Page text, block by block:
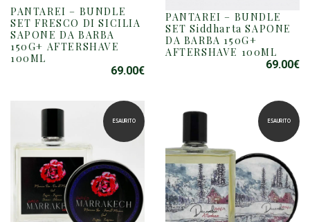
PANTAREI – BUNDLE
SET FRESCO DI SICILIA
SAPONE DA BARBA
150G+ AFTERSHAVE
100ML
69.00€
PANTAREI – BUNDLE
SET Siddharta SAPONE
DA BARBA 150G+
AFTERSHAVE 100ML
69.00€
ESAURITO ESAURITO